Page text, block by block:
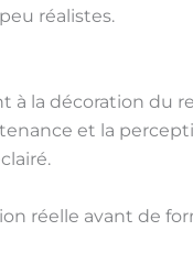
réalistes.
à la décoration du
et la
réelle avant de